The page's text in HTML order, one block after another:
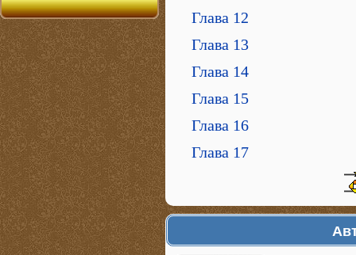
Глава 12
Глава 13
Глава 14
Глава 15
Глава 16
Глава 17